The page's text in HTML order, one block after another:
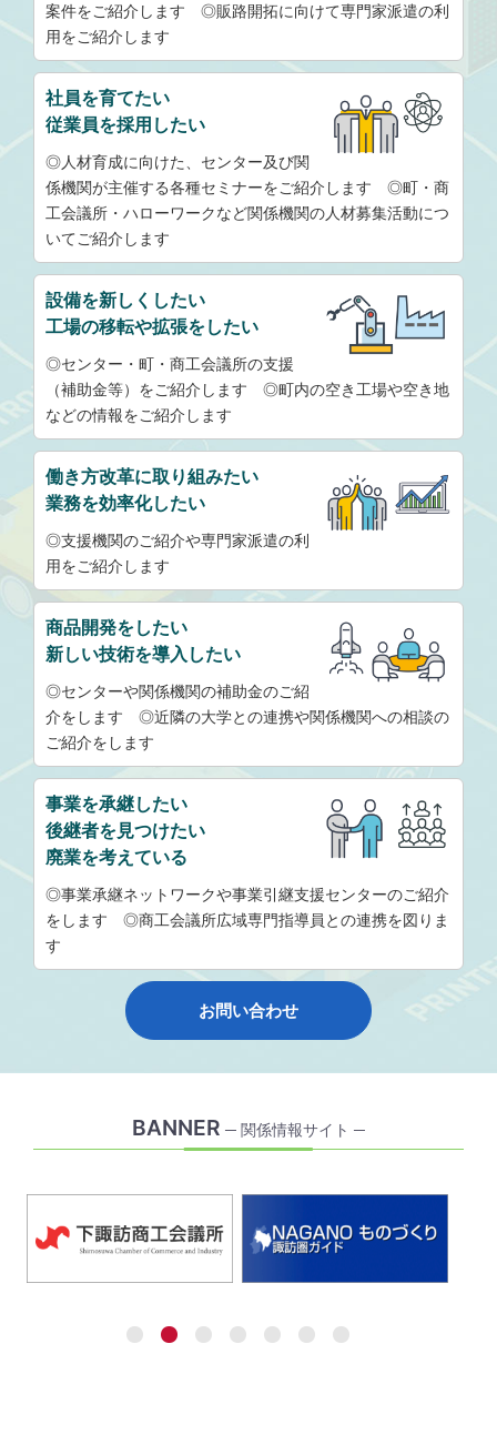
案件をご紹介します ◎販路開拓に向けて専門家派遣の利
用をご紹介します
社員を育てたい
従業員を採用したい
◎人材育成に向けた、センター及び関
係機関が主催する各種セミナーをご紹介します ◎町・商
工会議所・ハローワークなど関係機関の人材募集活動につ
いてご紹介します
設備を新しくしたい
工場の移転や拡張をしたい
◎センター・町・商工会議所の支援
（補助金等）をご紹介します ◎町内の空き工場や空き地
などの情報をご紹介します
働き方改革に取り組みたい
業務を効率化したい
◎支援機関のご紹介や専門家派遣の利
用をご紹介します
商品開発をしたい
新しい技術を導入したい
◎センターや関係機関の補助金のご紹
介をします ◎近隣の大学との連携や関係機関への相談の
ご紹介をします
事業を承継したい
後継者を見つけたい
廃業を考えている
◎事業承継ネットワークや事業引継支援センターのご紹介
をします ◎商工会議所広域専門指導員との連携を図りま
す
お問い合わせ
BANNER ─ 関係情報サイト ─